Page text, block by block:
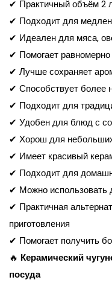
✔ Практичный объём 2
✔ Подходит для
✔ Идеален для мяса,
✔ Помогает равномерно
✔ Лучше сохраняет
✔ Способствует более
✔ Подходит для
✔ Удобен для блюд с
✔ Хорош для
✔ Имеет красивый
✔ Подходит для
✔ Можно использовать
✔ Практичная
приготовления
✔ Помогает получить
🔥 Керамический
посуда